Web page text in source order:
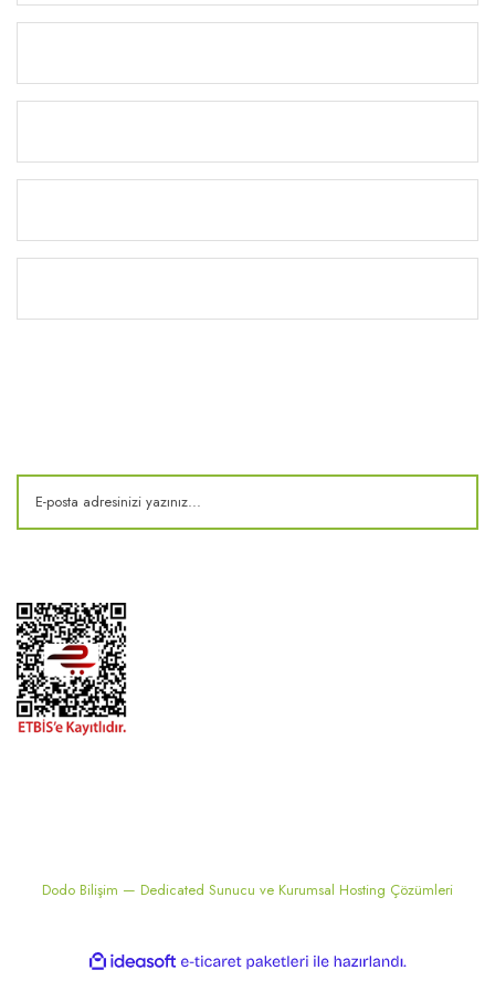
Dodo Bilişim — Dedicated Sunucu ve Kurumsal Hosting Çözümleri
ideasoft
e-